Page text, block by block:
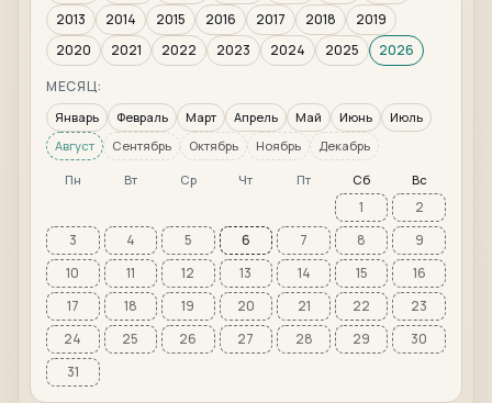
2013
2014 2015 2016 2017 2018
2019
2020
2021 2022 2023 2024 2025
2026
МЕСЯЦ:
Январь Февраль Март Апрель Май Июнь
Июль
Август
Сентябрь Октябрь Ноябрь Декабрь
Пн Вт Ср Чт Пт Сб Вс
1
2
3
4 5 6 7 8
9
10
11 12 13 14 15
16
17
18 19 20 21 22
23
24
25 26 27 28 29
30
31